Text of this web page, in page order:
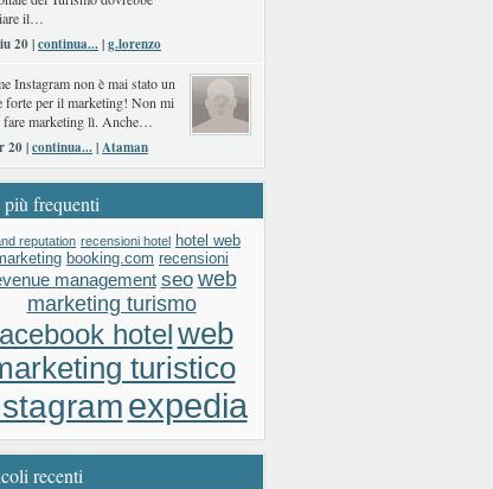
il…
20 |continua...|g.lorenzo
Instagram non è mai stato un
forte per il marketing! Non mi
fare marketing lì. Anche…
20 |continua...|Ataman
più frequenti
reputation recensioni hotel hotel web
booking.com recensioni
management seo web
marketing turismo
hotelweb
turistico
expedia
recenti